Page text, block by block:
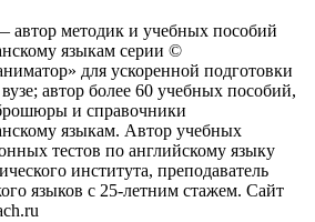
методик и учебных пособий
языкам серии ©
для ускоренной подготовки
автор более 60 учебных пособий,
и справочники
языкам. Автор учебных
тестов по английскому языку
института, преподаватель
языков с 25-летним стажем. Сайт